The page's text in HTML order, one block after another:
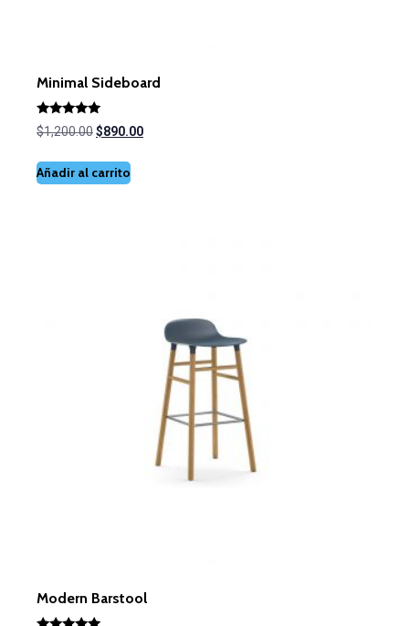
Minimal Sideboard
Valorado
con
de 5
$1,200.00$890.00
Añadir al carrito
Modern Barstool